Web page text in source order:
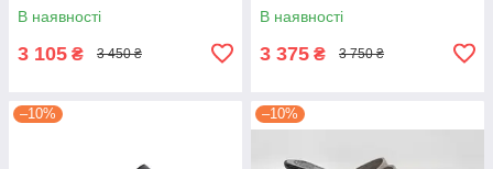
В наявності
3 105 ₴ 3 450 ₴
В наявності
3 375 ₴ 3 750 ₴
–10% –10%